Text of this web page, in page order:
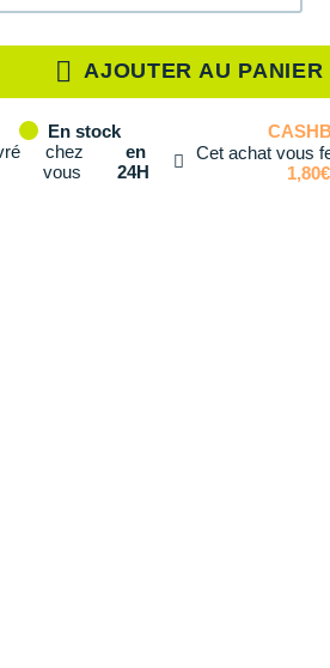
En rupture
En rupture
AJOUTER AU PANIER
En stock
chez
vous
en
24H
Cet achat vous
1,80€